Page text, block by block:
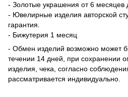
- Золотые украшения от 6 месяцев
- Ювелирные изделия авторской
гарантия.
- Бижутерия 1 месяц
- Обмен изделий возможно может
течении 14 дней, при сохранении
изделия, чека, согласно
рассматривается индивидуально.